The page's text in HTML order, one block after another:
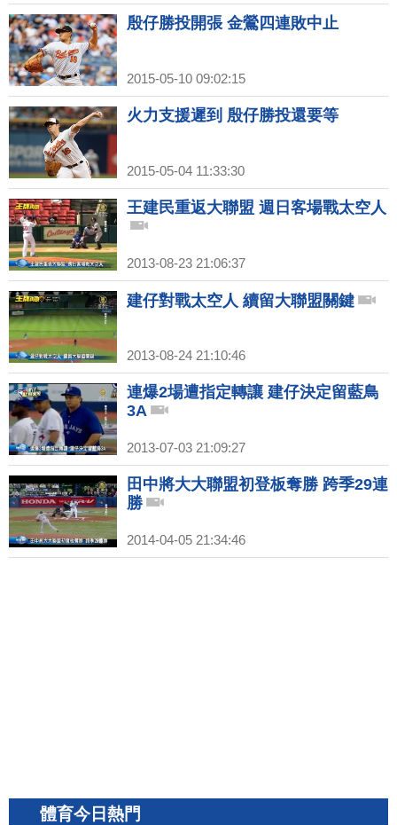
殷仔勝投開張 金鶯四連敗中止
2015-05-10 09:02:15
火力支援遲到 殷仔勝投還要等
2015-05-04 11:33:30
王建民重返大聯盟 週日客場戰太空人
2013-08-23 21:06:37
建仔對戰太空人 續留大聯盟關鍵
2013-08-24 21:10:46
連爆2場遭指定轉讓 建仔決定留藍鳥
3A
2013-07-03 21:09:27
田中將大大聯盟初登板奪勝 跨季29連
勝
2014-04-05 21:34:46
體育今日熱門